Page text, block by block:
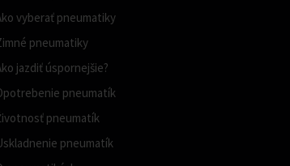
vyberať pneumatiky
pneumatiky
jazdiť úspornejšie?
pneumatík
pneumatík
pneumatík